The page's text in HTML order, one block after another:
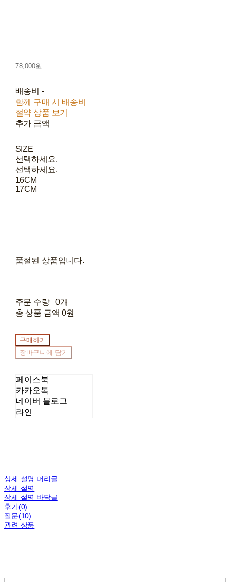
78,000원
배송비 -
함께 구매 시 배송비
절약 상품 보기
추가 금액
SIZE
선택하세요.
선택하세요.
16CM
17CM
품절된 상품입니다.
주문 수량
0개
총 상품 금액 0원
구매하기
장바구니에 담기
페이스북
카카오톡
네이버 블로그
라인
상세 설명 머리글
상세 설명
상세 설명 바닥글
후기(0)
질문(10)
관련 상품